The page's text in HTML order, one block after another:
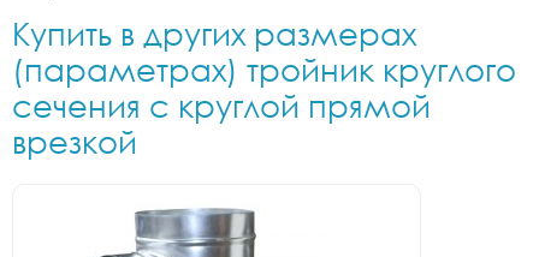
Купить в других размерах
(параметрах) тройник круглого
сечения с круглой прямой
врезкой